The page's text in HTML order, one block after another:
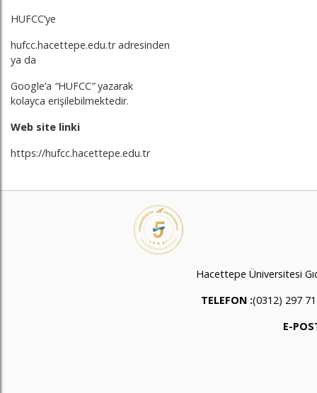
HUFCC’ye
hufcc.hacettepe.edu.tr adresinden
ya da
Google’a “HUFCC”yazarak
kolayca erişilebilmektedir.
Web site linki
https://hufcc.hacettepe.edu.tr
Hacettepe Üniversitesi
TELEFON :(0312) 297
E-